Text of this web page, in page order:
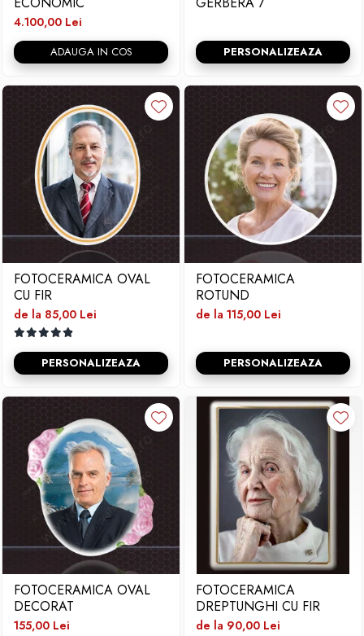
4.100,00 Lei
ADAUGA IN COS PERSONALIZEAZA
FOTOCERAMICA OVAL
CU FIR
de la 85,00 Lei
PERSONALIZEAZA
FOTOCERAMICA
ROTUND
de la 115,00 Lei
PERSONALIZEAZA
FOTOCERAMICA OVAL
DECORAT
155,00 Lei
FOTOCERAMICA
DREPTUNGHI CU FIR
de la 90,00 Lei